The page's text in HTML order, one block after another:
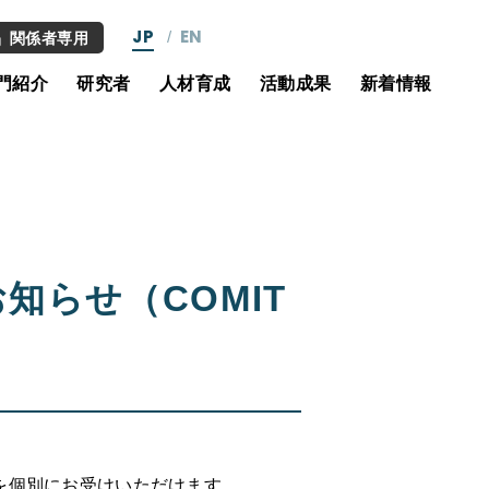
関係者専用 JP EN
紹介 研究者 人材育成 活動成果 新着情報
らせ（COMIT